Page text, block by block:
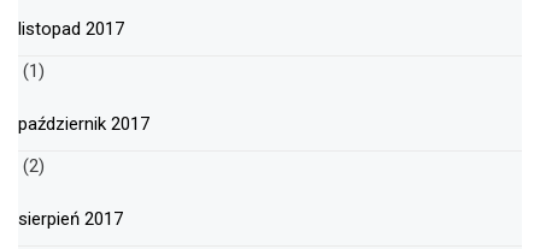
listopad 2017
(1)
październik 2017
(2)
sierpień 2017